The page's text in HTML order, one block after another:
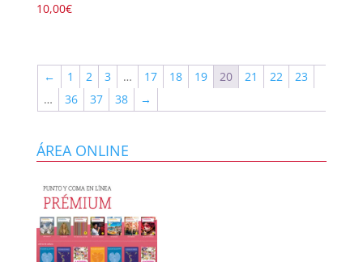
10,00€
← 1 2 3 … 17 18 19 20 21 22
23
…
36 37 38 →
ÁREA ONLINE